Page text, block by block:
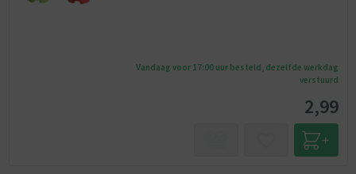
Vandaag voor 17:00 uur besteld, dezelfde werkdag
verstuurd
2,99